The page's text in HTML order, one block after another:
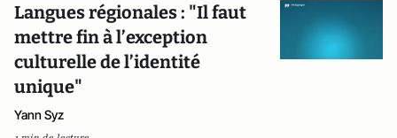
Langues régionales : "Il faut
mettre fin à l’exception
culturelle de l’identité
unique"
Yann Syz